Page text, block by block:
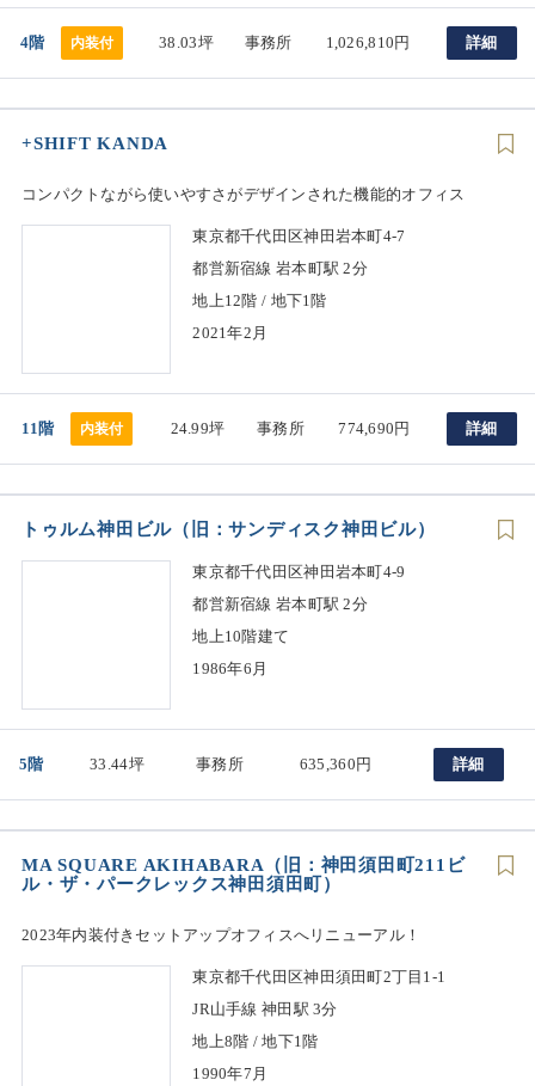
4階 内装付 38.03坪 事務所 1,026,810円 詳細
+SHIFT KANDA
コンパクトながら使いやすさがデザインされた機能的オフィス
東京都千代田区神田岩本町4-7
都営新宿線 岩本町駅 2分
地上12階 / 地下1階
2021年2月
11階 内装付 24.99坪 事務所 774,690円 詳細
トゥルム神田ビル（旧：サンディスク神田ビル）
東京都千代田区神田岩本町4-9
都営新宿線 岩本町駅 2分
地上10階建て
1986年6月
5階 33.44坪 事務所 635,360円 詳細
MA SQUARE AKIHABARA（旧：神田須田町211ビ
ル・ザ・パークレックス神田須田町）
2023年内装付きセットアップオフィスへリニューアル！
東京都千代田区神田須田町2丁目1-1
JR山手線 神田駅 3分
地上8階 / 地下1階
1990年7月